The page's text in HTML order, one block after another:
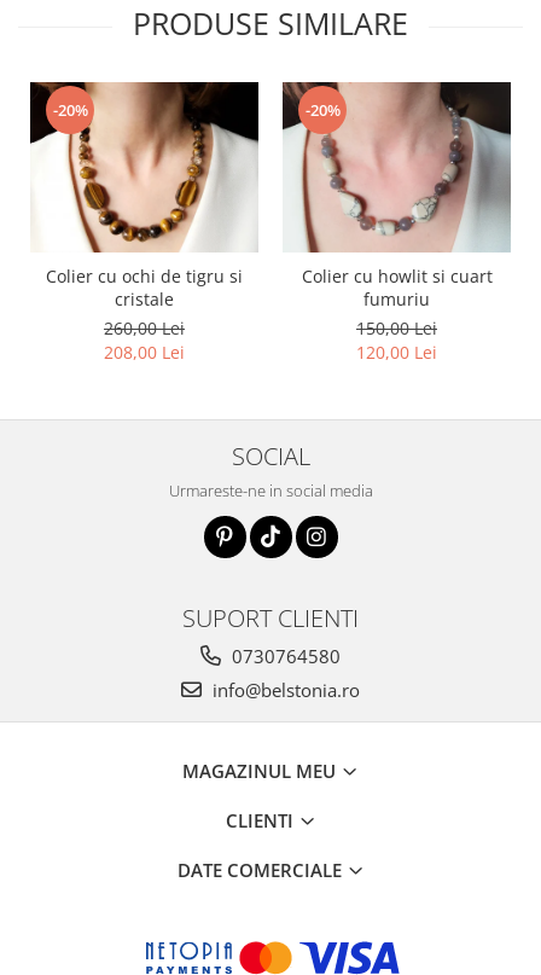
PRODUSE SIMILARE
-20%
Colier cu ochi de tigru si
cristale
260,00 Lei
208,00 Lei
-20%
Colier cu howlit si cuart
fumuriu
150,00 Lei
120,00 Lei
SOCIAL
Urmareste-ne in social media
SUPORT CLIENTI
0730764580
info@belstonia.ro
MAGAZINUL MEU
CLIENTI
DATE COMERCIALE